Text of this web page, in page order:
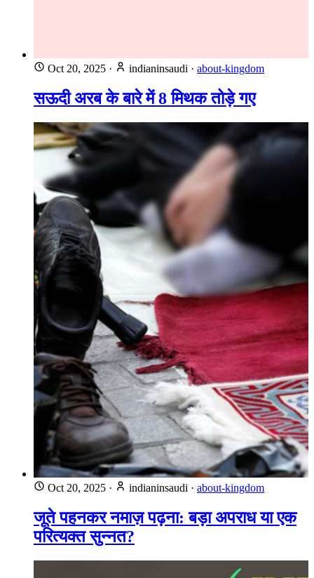
Oct 20, 2025 · indianinsaudi · about-kingdom
सऊदी अरब के बारे में 8 मिथक तोड़े गए
Oct 20, 2025 · indianinsaudi · about-kingdom
जूते पहनकर नमाज़ पढ़ना: बड़ा अपराध या एक
परित्यक्त सुन्नत?